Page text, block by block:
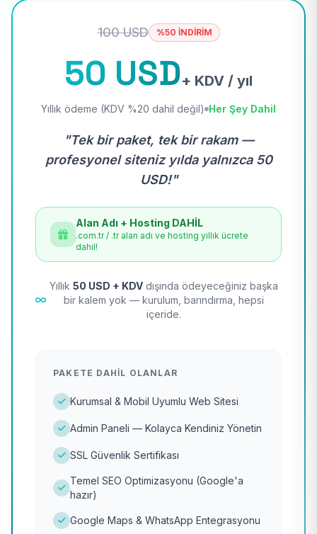
100 USD %50 İNDİRİM
50 USD+ KDV / yıl
Yıllık ödeme (KDV %20 dahil değil) Her Şey Dahil
"Tek bir paket, tek bir rakam —
profesyonel siteniz yılda yalnızca 50
USD!"
Alan Adı + Hosting DAHİL
.com.tr / .tr alan adı ve hosting yıllık ücrete
dahil!
Yıllık 50 USD + KDV dışında ödeyeceğiniz başka
bir kalem yok — kurulum, barındırma, hepsi
içeride.
PAKETE DAHIL OLANLAR
Kurumsal & Mobil Uyumlu Web Sitesi
Admin Paneli — Kolayca Kendiniz Yönetin
SSL Güvenlik Sertifikası
Temel SEO Optimizasyonu (Google'a
hazır)
Google Maps & WhatsApp Entegrasyonu